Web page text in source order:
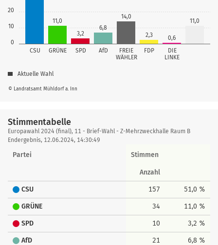
0
10
20
CSU GRÜNE SPD AfD
FREIE
WÄHLER
FDP
DIE
LINKE
11,0
3,2
6,8
14,0
2,3 0,6
11,0
© Landratsamt Mühldorf a. Inn
Aktuelle Wahl
Stimmentabelle
Stimmentabelle
Europawahl 2024 (final), 11 - Brief-Wahl - Z-Mehrzweckhalle Raum B
Endergebnis, 12.06.2024, 14:30:49
Partei Stimmen
Anzahl
CSU 157 51,0 %
GRÜNE 34 11,0 %
SPD 10 3,2 %
AfD 21 6,8 %